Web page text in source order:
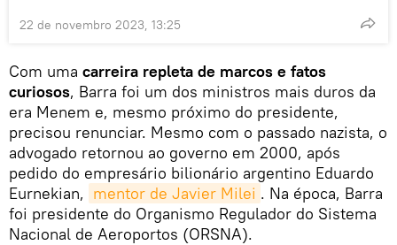
22 de novembro 2023, 13:25
Com uma carreira repleta de marcos e fatos
curiosos, Barra foi um dos ministros mais duros da
era Menem e, mesmo próximo do presidente,
precisou renunciar. Mesmo com o passado nazista, o
advogado retornou ao governo em 2000, após
pedido do empresário bilionário argentino Eduardo
Eurnekian, mentor de Javier Milei . Na época, Barra
foi presidente do Organismo Regulador do Sistema
Nacional de Aeroportos (ORSNA).